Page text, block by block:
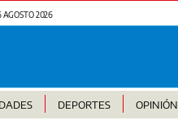
AGOSTO 2026
DEPORTES OPINIÓN